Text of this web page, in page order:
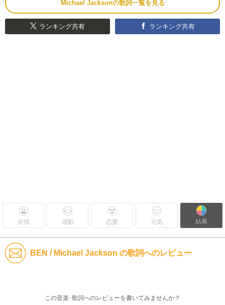
Michael Jacksonの歌詞一覧を見る
ランキング共有 ランキング共有
友情 感動 恋愛 元気 結果
BEN / Michael Jackson の歌詞へのレビュー
この音楽･歌詞へのレビューを書いてみませんか？